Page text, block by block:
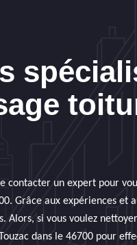
contacter un expert pour
Grâce aux expériences et
Alors, si vous voulez
dans le 46700 pour